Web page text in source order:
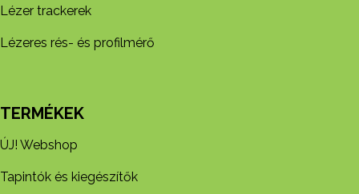
Lézer trackerek
Lézeres rés- és profilmérő
TERMÉKEK
ÚJ! Webshop
Tapintók és kiegészítők